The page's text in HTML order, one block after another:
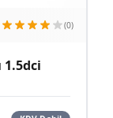
(0)
1.5dci